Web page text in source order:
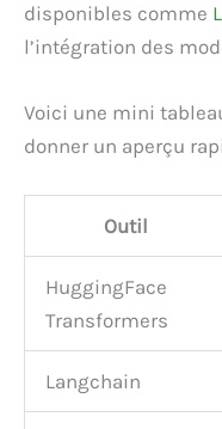
disponibles comme
l’intégration des
Voici une mini
donner un aperçu
Outil
HuggingFace
Transformers
Langchain